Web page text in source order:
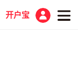
开户宝